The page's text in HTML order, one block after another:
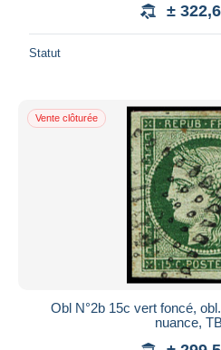
±
Statut
Vente clôturée
Obl N°2b 15c vert foncé,
nuance,